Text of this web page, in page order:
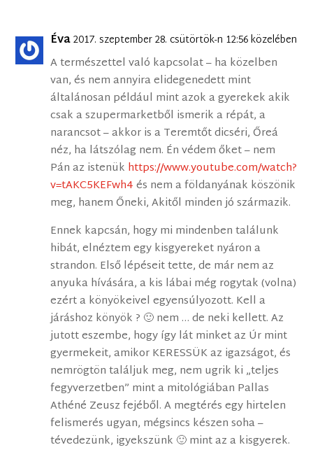
Éva2017. szeptember 28. csütörtök-n 12:56 közelében
A természettel való kapcsolat – ha közelben
van, és nem annyira elidegenedett mint
általánosan például mint azok a gyerekek akik
csak a szupermarketből ismerik a répát, a
narancsot – akkor is a Teremtőt dicséri, Őreá
néz, ha látszólag nem. Én védem őket – nem
Pán az istenük https://www.youtube.com/watch?
v=tAKC5KEFwh4és nem a földanyának köszönik
meg, hanem Őneki, Akitől minden jó származik.
Ennek kapcsán, hogy mi mindenben találunk
hibát, elnéztem egy kisgyereket nyáron a
strandon. Első lépéseit tette, de már nem az
anyuka hívására, a kis lábai még rogytak (volna)
ezért a könyökeivel egyensúlyozott. Kell a
járáshoz könyök ? 🙂 nem … de neki kellett. Az
jutott eszembe, hogy így lát minket az Úr mint
gyermekeit, amikor KERESSÜK az igazságot, és
nemrögtön találjuk meg, nem ugrik ki „teljes
fegyverzetben” mint a mitológiában Pallas
Athéné Zeusz fejéből. A megtérés egy hirtelen
felismerés ugyan, mégsincs készen soha –
tévedezünk, igyekszünk 🙂 mint az a kisgyerek.